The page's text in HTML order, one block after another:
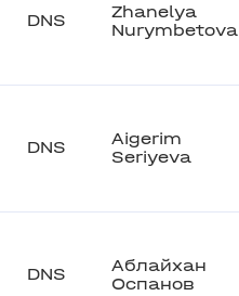
DNS
Zhanelya
Nurymbetova
DNS
Aigerim
Seriyeva
DNS
Аблайхан
Оспанов